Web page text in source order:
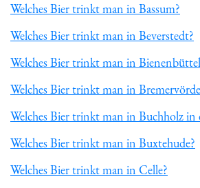
Welches Bier trinkt man in Bassum?
Welches Bier trinkt man in Beverstedt?
Welches Bier trinkt man in
Welches Bier trinkt man in
Welches Bier trinkt man in Buchholz in
Welches Bier trinkt man in Buxtehude?
Welches Bier trinkt man in Celle?